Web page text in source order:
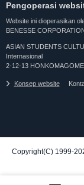
Pengoperasi
Website ini dioperasikan
BENESSE CORPORATION
ASIAN STUDENTS
Internasional
2-12-13
Konsep website
Copyright(C) 1999-